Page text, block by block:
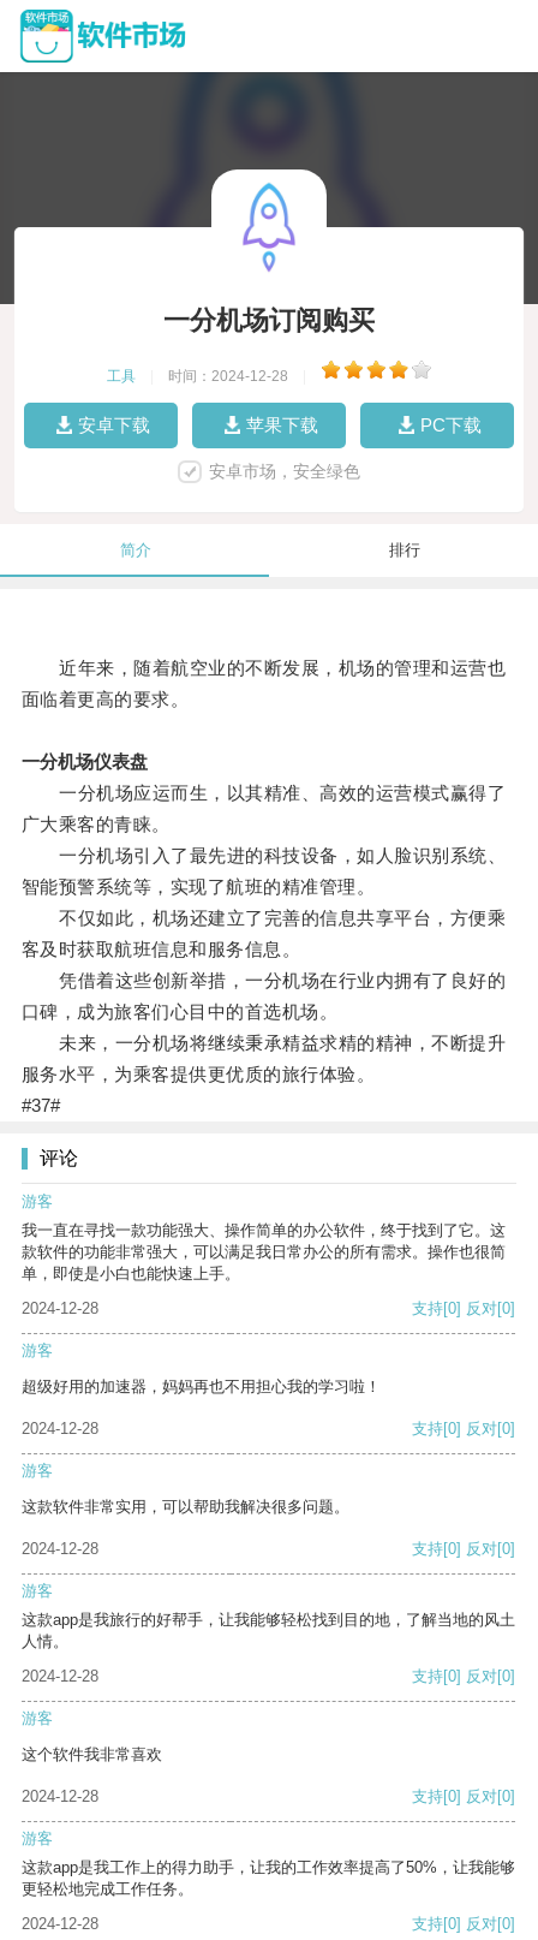
一分机场订阅购买
工具 时间：2024-12-28
安卓下载 苹果下载 PC下载
安卓市场，安全绿色
简介 排行
近年来，随着航空业的不断发展，机场的管理和运营也
面临着更高的要求。
一分机场仪表盘
一分机场应运而生，以其精准、高效的运营模式赢得了
广大乘客的青睐。
一分机场引入了最先进的科技设备，如人脸识别系统、
智能预警系统等，实现了航班的精准管理。
不仅如此，机场还建立了完善的信息共享平台，方便乘
客及时获取航班信息和服务信息。
凭借着这些创新举措，一分机场在行业内拥有了良好的
口碑，成为旅客们心目中的首选机场。
未来，一分机场将继续秉承精益求精的精神，不断提升
服务水平，为乘客提供更优质的旅行体验。
#37#
评论
游客
我一直在寻找一款功能强大、操作简单的办公软件，终于找到了它。这
款软件的功能非常强大，可以满足我日常办公的所有需求。操作也很简
单，即使是小白也能快速上手。
2024-12-28
支持[0] 反对[0]
游客
超级好用的加速器，妈妈再也不用担心我的学习啦！
2024-12-28 支持[0] 反对[0]
游客
这款软件非常实用，可以帮助我解决很多问题。
2024-12-28 支持[0] 反对[0]
游客
这款app是我旅行的好帮手，让我能够轻松找到目的地，了解当地的风土
人情。
2024-12-28
支持[0] 反对[0]
游客
这个软件我非常喜欢
2024-12-28 支持[0] 反对[0]
游客
这款app是我工作上的得力助手，让我的工作效率提高了50%，让我能够
更轻松地完成工作任务。
2024-12-28
支持[0] 反对[0]